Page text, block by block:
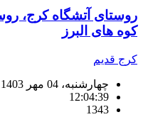
روستای آتشگاه کرج،
کوه های البرز
کرج قدیم
چهارشنبه، 04 مهر 1403
12:04:39
1343